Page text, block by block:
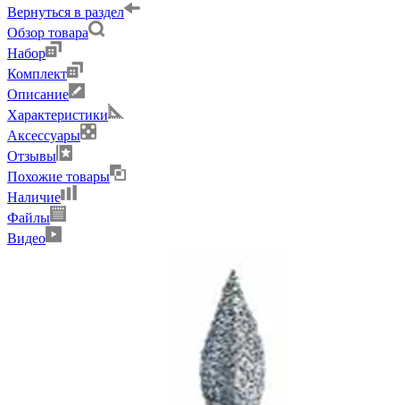
Вернуться в раздел
Обзор товара
Набор
Комплект
Описание
Характеристики
Аксессуары
Отзывы
Похожие товары
Наличие
Файлы
Видео